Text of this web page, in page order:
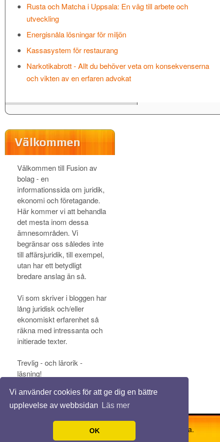
Vi använder cookies för att ge dig en bättre
upplevelse av webbsidan
Läs mer
OK
Rusta och Matcha i Uppsala: En väg till arbete och
utveckling
Energisnåla lösningar för miljön
Kassasystem för restaurang
Narkotikabrott - Allt du behöver veta om konsekvenserna
och vikten av en erfaren advokat
Välkommen
Välkommen till Fusion av
bolag - en
informationssida om juridik,
ekonomi och företagande.
Här kommer vi att behandla
det mesta inom dessa
ämnesområden. Vi
begränsar oss således inte
till affärsjuridik, till exempel,
utan har ett betydligt
bredare anslag än så.
Vi som skriver i bloggen har
lång juridisk och/eller
ekonomiskt erfarenhet så
räkna med intressanta och
initierade texter.
Trevlig - och lärorik -
läsning!
© 2026 Fusionavbolag.se. Alla rättigheter förbehållna.